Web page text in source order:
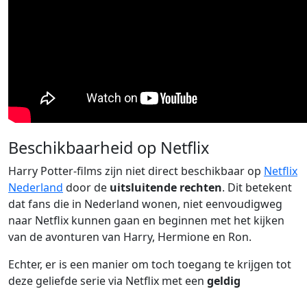
Beschikbaarheid op Netflix
Harry Potter-films zijn niet direct beschikbaar op Netflix
Nederland door de uitsluitende rechten. Dit betekent
dat fans die in Nederland wonen, niet eenvoudigweg
naar Netflix kunnen gaan en beginnen met het kijken
van de avonturen van Harry, Hermione en Ron.
Echter, er is een manier om toch toegang te krijgen tot
deze geliefde serie via Netflix met een geldig